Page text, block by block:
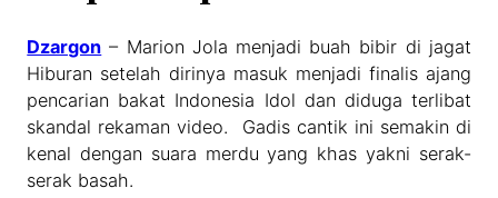
Dzargon – Marion Jola menjadi buah bibir di jagat
Hiburan setelah dirinya masuk menjadi finalis ajang
pencarian bakat Indonesia Idol dan diduga terlibat
skandal rekaman video. Gadis cantik ini semakin di
kenal dengan suara merdu yang khas yakni serak-
serak basah.